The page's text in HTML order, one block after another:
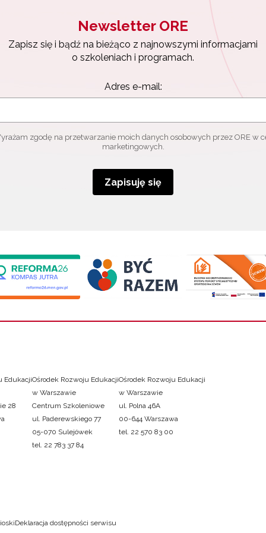
Newsletter ORE
Zapisz się i bądź na bieżąco z najnowszymi informacjami
o szkoleniach i programach.
Adres e-mail:
zgodę na przetwarzanie moich danych osobowych przez ORE w
marketingowych.
Zapisuję się
Edukacji
28
Ośrodek Rozwoju Edukacji
w Warszawie
Centrum Szkoleniowe
ul. Paderewskiego 77
05-070 Sulejówek
tel. 22 783 37 84
Ośrodek Rozwoju Edukacji
w Warszawie
ul. Polna 46A
00-644 Warszawa
tel. 22 570 83 00
Deklaracja dostępności serwisu